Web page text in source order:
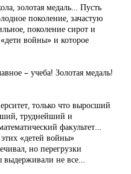
золотая медаль… Пусть
поколение, зачастую
поколение сирот и
войны» и которое
– учеба! Золотая медаль!
только что выросший
труднейший и
факультет…
«детей войны»
но перегрузки
не все…